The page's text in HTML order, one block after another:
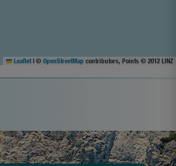
Leaflet | © OpenStreetMap contributors, Points © 2012 LINZ